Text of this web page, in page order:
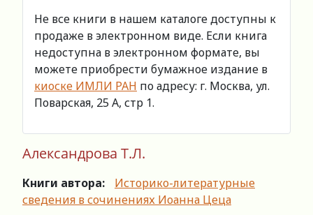
Не все книги в нашем каталоге доступны к
продаже в электронном виде. Если книга
недоступна в электронном формате, вы
можете приобрести бумажное издание в
киоске ИМЛИ РАН по адресу: г. Москва, ул.
Поварская, 25 А, стр 1.
Александрова Т.Л.
Книги автора:
Историко-литературные
сведения в сочинениях Иоанна Цеца